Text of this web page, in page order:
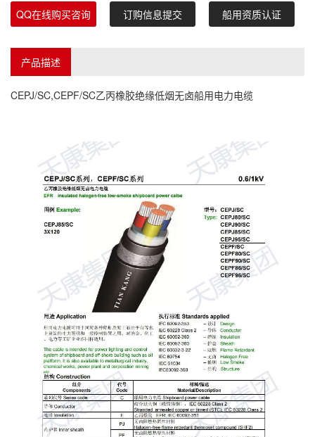
QQ在线购买咨询 订购信息提交 船用资质认证
产品描述
CEPJ/SC,CEPF/SC乙丙橡胶绝缘低烟无卤船用电力电缆